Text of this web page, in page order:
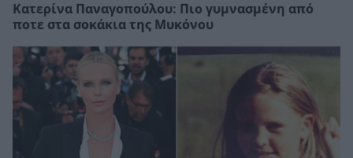
Κατερίνα Παναγοπούλου: Πιο γυμνασμένη από
ποτε στα σοκάκια της Μυκόνου